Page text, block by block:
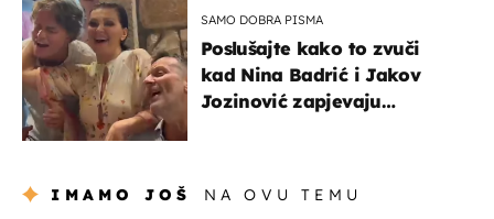
SAMO DOBRA PISMA
Poslušajte kako to zvuči
kad Nina Badrić i Jakov
Jozinović zapjevaju
IMAMO JOŠ NA OVU TEMU